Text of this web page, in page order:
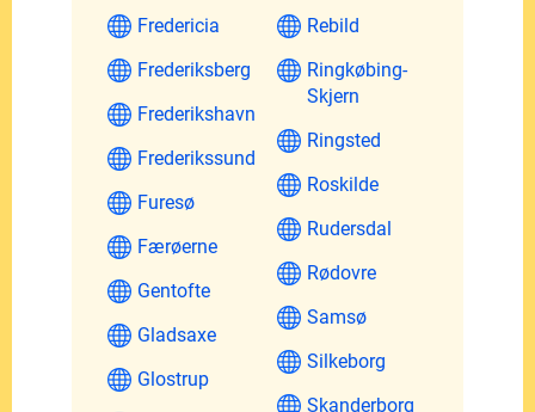
Fredericia
Frederiksberg
Frederikshavn
Frederikssund
Furesø
Færøerne
Gentofte
Gladsaxe
Glostrup
Rebild
Ringkøbing-
Skjern
Ringsted
Roskilde
Rudersdal
Rødovre
Samsø
Silkeborg
Skanderborg